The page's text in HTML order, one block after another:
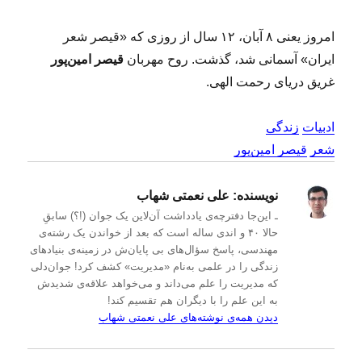
امروز یعنی ۸ آبان، ۱۲ سال از روزی که «قیصر شعر
ایران» آسمانی شد، گذشت. روح مهربان‌قیصر امین‌پور
غریق دریای رحمت الهی.
ادبیات زندگی
شعر قیصر امین‌پور
نویسنده: علی نعمتی شهاب
ـ این‌جا دفترچه‌ی یادداشت‌ آن‌لاین یک جوان (!؟) سابقِ
حالا ۴۰ و اندی ساله است که بعد از خواندن یک رشته‌ی
مهندسی، پاسخ سؤال‌های بی پایان‌ش در زمینه‌ی بنیادهای
زندگی را در علمی به‌نام «مدیریت» کشف کرد! جوان‌دلی
که مدیریت را علم می‌داند و می‌خواهد علاقه‌ی شدیدش
به این علم را با دیگران هم تقسیم کند!
دیدن همه‌ی نوشته‌های علی نعمتی شهاب